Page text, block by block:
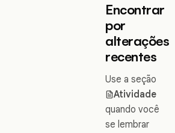
Encontrar
por
alterações
recentes
Use a seção
Atividade
quando você
se lembrar